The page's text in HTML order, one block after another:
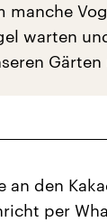
manche
warten
an den
per